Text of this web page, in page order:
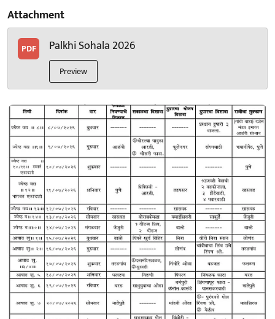
Attachment
PDF Palkhi Sohala 2026
Preview